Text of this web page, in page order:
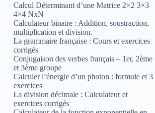
Calcul Déterminant d’une Matrice 2×2 3×3
4×4 NxN
Calculateur binaire : Addition, soustraction,
multiplication et division.
La grammaire française : Cours et exercices
corrigés
Conjugaison des verbes français – 1er, 2ème
et 3ème groupe
Calculer l’énergie d’un photon : formule et 3
exercices
La division décimale : Calculateur et
exercices corrigés